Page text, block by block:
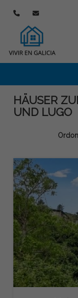
HÄUSER
UND LUGO